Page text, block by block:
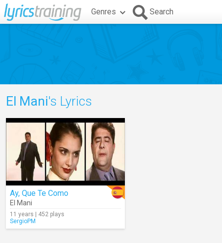
Genres Search
El Mani's Lyrics
Ay, Que Te Como
El Mani
11 years | 452 plays
SergioPM